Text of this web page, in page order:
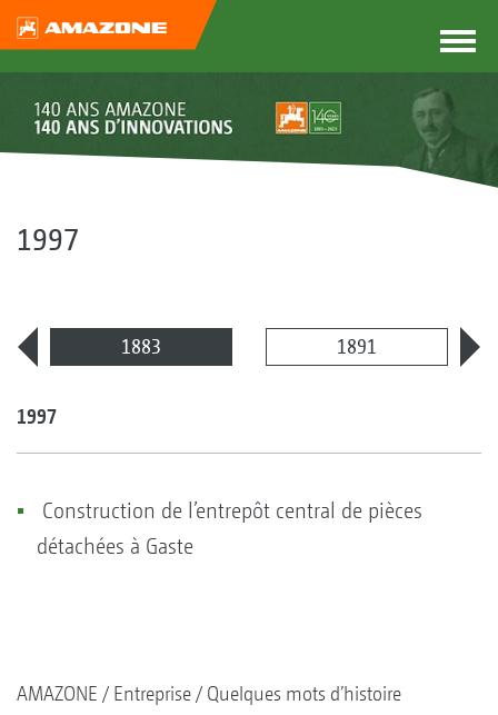
1997
1883 1891
1997
Construction de l’entrepôt central de pièces
détachées à Gaste
AMAZONE Entreprise
Quelques mots d’histoire